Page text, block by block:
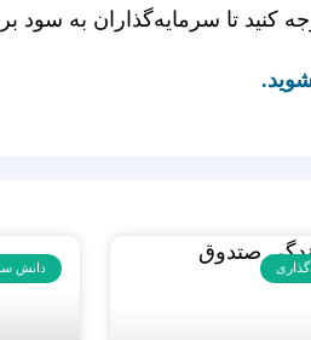
تا سرمایه‌گذاران به سود
دانش